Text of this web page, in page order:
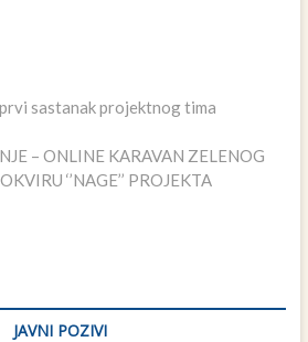
sastanak projektnog tima
– ONLINE KARAVAN ZELENOG
‘’NAGE’’ PROJEKTA
JAVNI POZIVI